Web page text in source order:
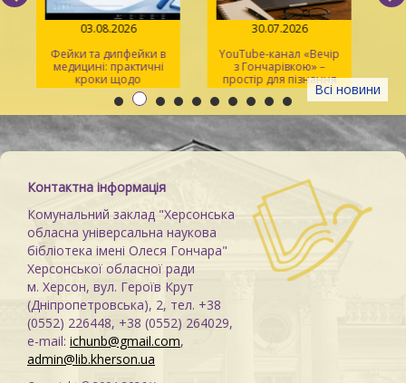
Всі новини
03.08.2026
Фейки та дипфейки в
медицині: практичні
кроки щодо
розпізнавання
30.07.2026
YouTube-канал «Вечір
з Гончарівкою» –
простір для пізнання
та натхнення
Контактна інформація
Комунальний заклад "Херсонська
обласна універсальна наукова
бібліотека імені Олеся Гончара"
Херсонської обласної ради
м. Херсон, вул. Героїв Крут
(Дніпропетровська), 2, тел. +38
(0552) 226448, +38 (0552) 264029,
e-mail: ichunb@gmail.com,
admin@lib.kherson.ua